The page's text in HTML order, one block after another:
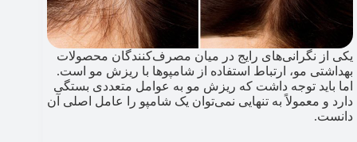
یکی از نگرانی‌های رایج در میان مصرف‌کنندگان محصولات
بهداشتی مو، ارتباط استفاده از شامپوها با ریزش مو است.
اما باید توجه داشت که ریزش مو به عوامل متعددی بستگی
دارد و معمولاً به تنهایی نمی‌توان یک شامپو را عامل اصلی آن
دانست.